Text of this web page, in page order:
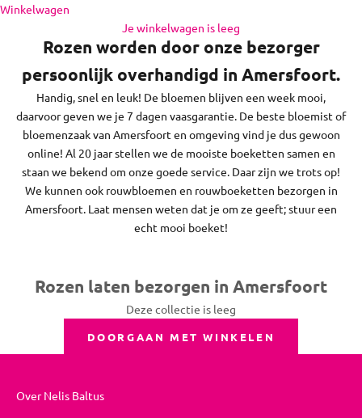
Naar inhoud
Winkelwagen
Je winkelwagen is leeg
en de regio daaromheen, op zon- en feestdagen bezorgen we
niet.
Rozen worden door onze bezorger
persoonlijk overhandigd in Amersfoort.
Handig, snel en leuk! De bloemen blijven een week mooi,
daarvoor geven we je 7 dagen vaasgarantie. De beste bloemist of
bloemenzaak van Amersfoort en omgeving vind je dus gewoon
online! Al 20 jaar stellen we de mooiste boeketten samen en
staan we bekend om onze goede service. Daar zijn we trots op!
We kunnen ook rouwbloemen en rouwboeketten bezorgen in
Amersfoort. Laat mensen weten dat je om ze geeft; stuur een
echt mooi boeket!
Rozen laten bezorgen in Amersfoort
Deze collectie is leeg
DOORGAAN MET WINKELEN
Over Nelis Baltus